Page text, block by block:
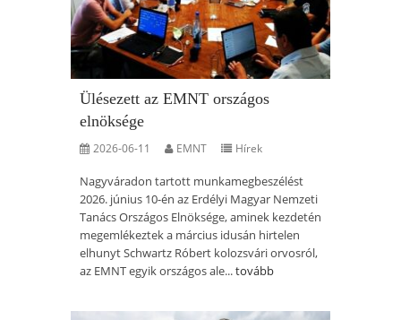
Ülésezett az EMNT országos
elnöksége
2026-06-11 EMNT Hírek
Nagyváradon tartott munkamegbeszélést
2026. június 10-én az Erdélyi Magyar Nemzeti
Tanács Országos Elnöksége, aminek kezdetén
megemlékeztek a március idusán hirtelen
elhunyt Schwartz Róbert kolozsvári orvosról,
az EMNT egyik országos ale...tovább